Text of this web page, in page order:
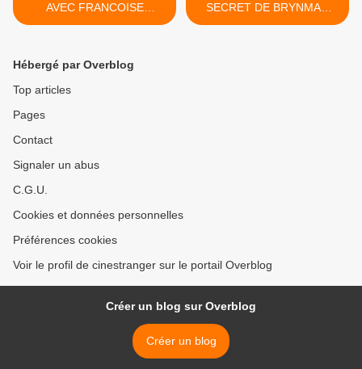
AVEC FRANCOISE
CHRISTOPHE
SECRET DE BRYNMAR
HALL >
Hébergé par Overblog
Top articles
Pages
Contact
Signaler un abus
C.G.U.
Cookies et données personnelles
Préférences cookies
Voir le profil de cinestranger sur le portail Overblog
Créer un blog sur Overblog
Créer un blog